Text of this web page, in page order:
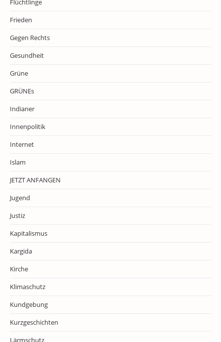
Frieden
Gegen Rechts
Gesundheit
Grüne
GRÜNEs
Indianer
Innenpolitik
Internet
Islam
JETZT ANFANGEN
Jugend
Justiz
Kapitalismus
Kargida
Kirche
Klimaschutz
Kundgebung
Kurzgeschichten
Lärmschutz